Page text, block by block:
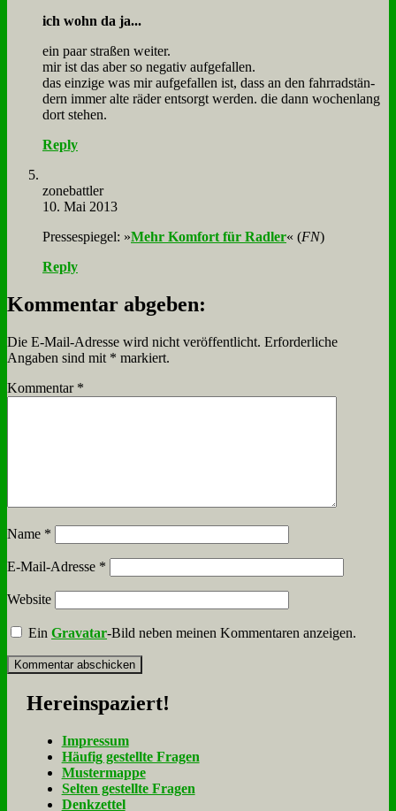
ich wohn da ja...
ein paar stra­ßen wei­ter.
mir ist das aber so ne­ga­tiv auf­ge­fal­len.
das ein­zi­ge was mir auf­ge­fal­len ist, dass an den fahr­rad­stän­
dern im­mer al­te rä­der ent­sorgt wer­den. die dann wo­chen­lang
dort ste­hen.
Reply
zone­batt­ler
10. Mai 2013
Pres­se­spie­gel: »Mehr Kom­fort für Rad­ler« (FN)
Reply
Kommentar abgeben:
Die E-Mail-Adresse wird nicht veröffentlicht. Erforderliche
Angaben sind mit * markiert.
Kommentar *
Name *
E-Mail-Adresse *
Website
EinGravatar-Bild neben meinen Kommentaren anzeigen.
Her­ein­spa­ziert!
Im­pres­sum
Häu­fig ge­stell­te Fra­gen
Mu­ster­map­pe
Sel­ten ge­stell­te Fra­gen
Denk­zet­tel